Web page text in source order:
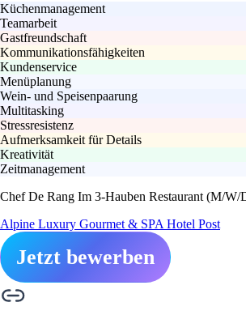
Küchenmanagement
Teamarbeit
Gastfreundschaft
Kommunikationsfähigkeiten
Kundenservice
Menüplanung
Wein- und Speisenpaarung
Multitasking
Stressresistenz
Aufmerksamkeit für Details
Kreativität
Zeitmanagement
Chef De Rang Im 3-Hauben Restaurant (M/W/
Alpine Luxury Gourmet & SPA Hotel Post
Jetzt bewerben